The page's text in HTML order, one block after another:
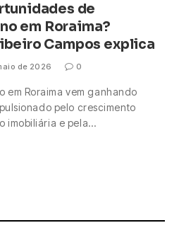
de
em Roraima?
Campos explica
de 2026 0
em Roraima vem ganhando
pelo crescimento
imobiliária e pela…